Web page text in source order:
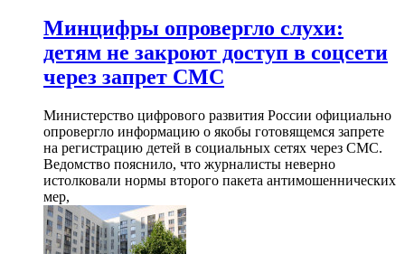
Минцифры опровергло слухи:
детям не закроют доступ в соцсети
через запрет СМС
Министерство цифрового развития России официально
опровергло информацию о якобы готовящемся запрете
на регистрацию детей в социальных сетях через СМС.
Ведомство пояснило, что журналисты неверно
истолковали нормы второго пакета антимошеннических
мер,